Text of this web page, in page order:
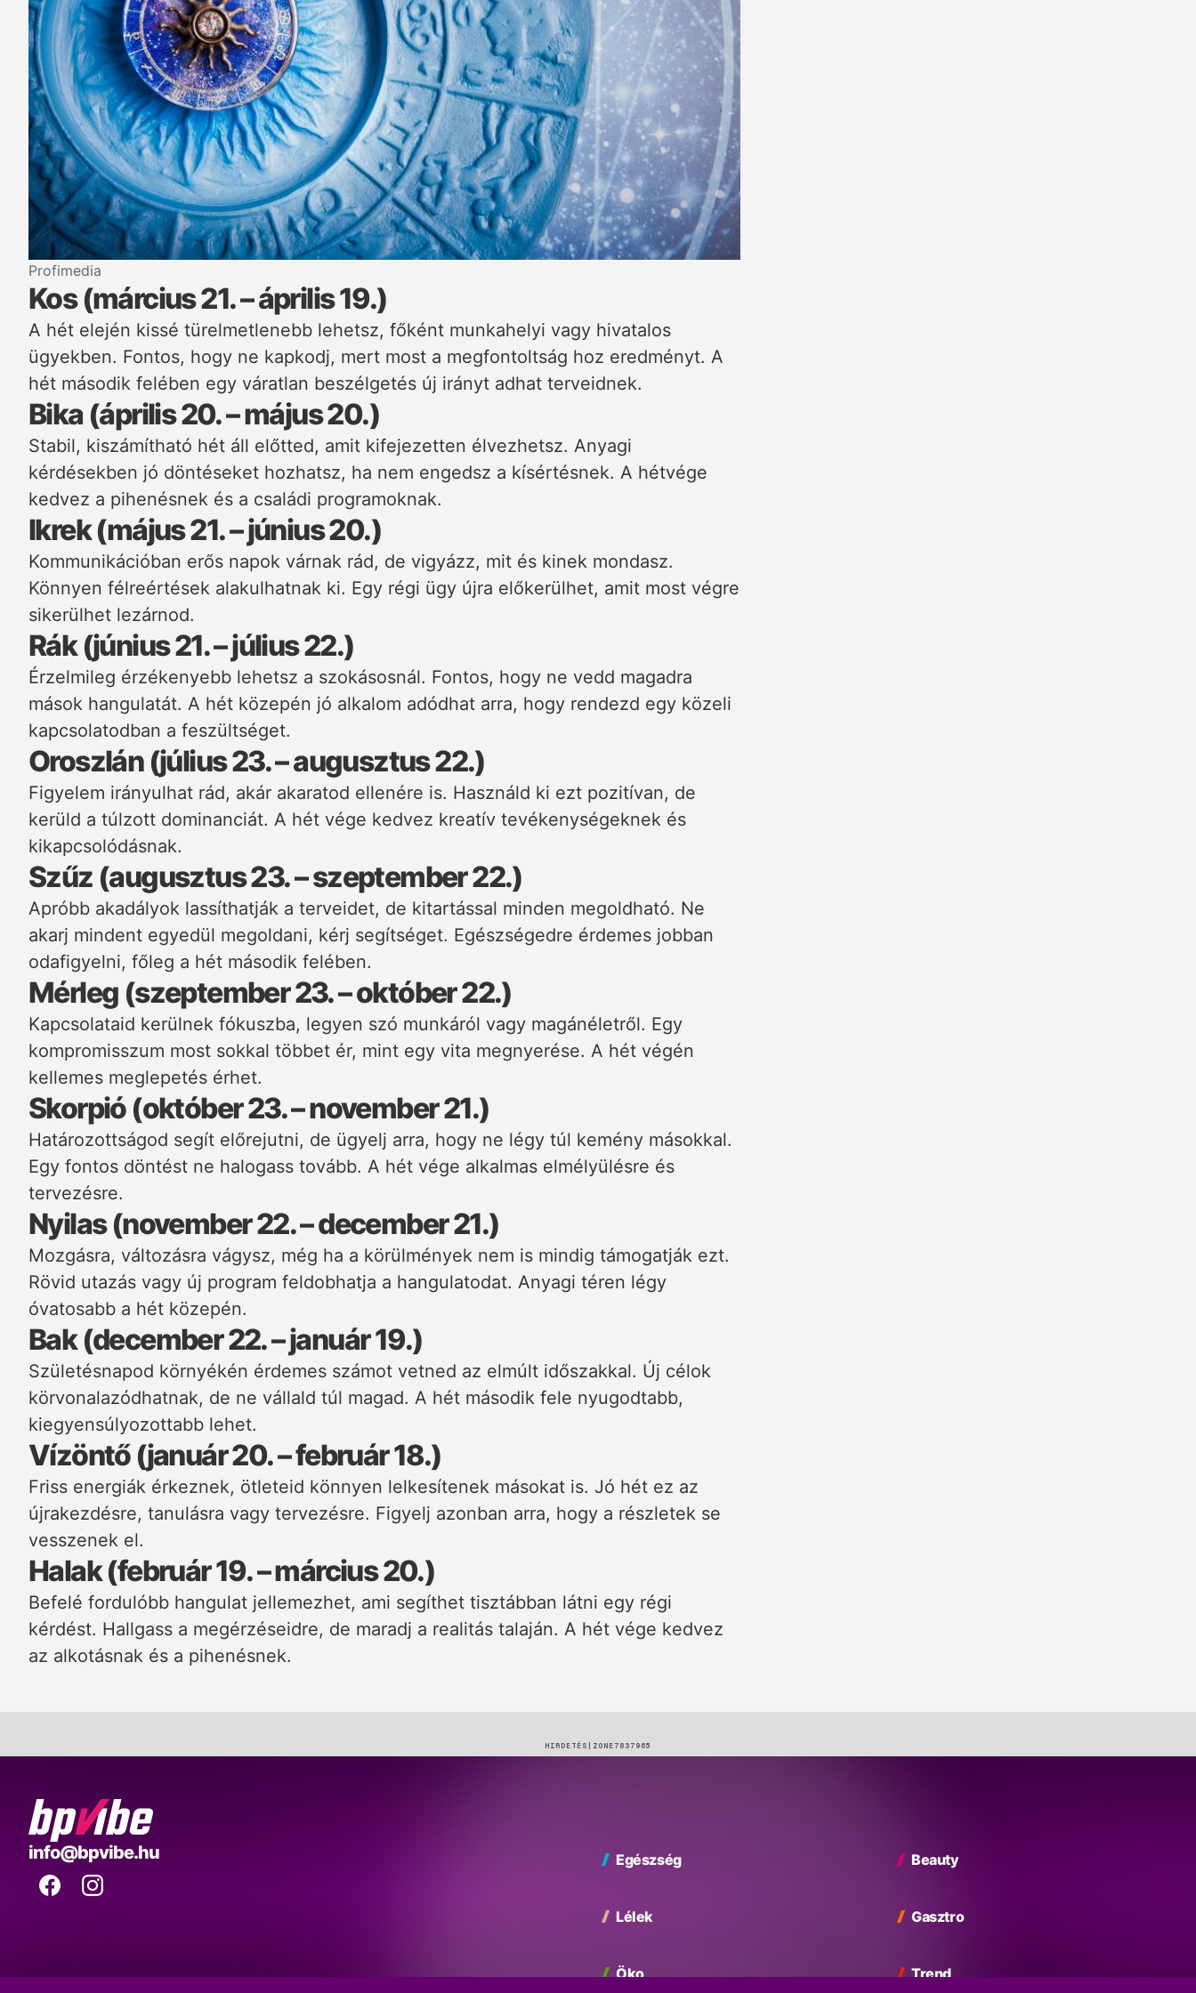
Profimedia
Kos (március 21. – április 19.)
A hét elején kissé türelmetlenebb lehetsz, főként munkahelyi vagy hivatalos
ügyekben. Fontos, hogy ne kapkodj, mert most a megfontoltság hoz eredményt. A
hét második felében egy váratlan beszélgetés új irányt adhat terveidnek.
Bika (április 20. – május 20.)
Stabil, kiszámítható hét áll előtted, amit kifejezetten élvezhetsz. Anyagi
kérdésekben jó döntéseket hozhatsz, ha nem engedsz a kísértésnek. A hétvége
kedvez a pihenésnek és a családi programoknak.
Ikrek (május 21. – június 20.)
Kommunikációban erős napok várnak rád, de vigyázz, mit és kinek mondasz.
Könnyen félreértések alakulhatnak ki. Egy régi ügy újra előkerülhet, amit most végre
sikerülhet lezárnod.
Rák (június 21. – július 22.)
Érzelmileg érzékenyebb lehetsz a szokásosnál. Fontos, hogy ne vedd magadra
mások hangulatát. A hét közepén jó alkalom adódhat arra, hogy rendezd egy közeli
kapcsolatodban a feszültséget.
Oroszlán (július 23. – augusztus 22.)
Figyelem irányulhat rád, akár akaratod ellenére is. Használd ki ezt pozitívan, de
kerüld a túlzott dominanciát. A hét vége kedvez kreatív tevékenységeknek és
kikapcsolódásnak.
Szűz (augusztus 23. – szeptember 22.)
Apróbb akadályok lassíthatják a terveidet, de kitartással minden megoldható. Ne
akarj mindent egyedül megoldani, kérj segítséget. Egészségedre érdemes jobban
odafigyelni, főleg a hét második felében.
Mérleg (szeptember 23. – október 22.)
Kapcsolataid kerülnek fókuszba, legyen szó munkáról vagy magánéletről. Egy
kompromisszum most sokkal többet ér, mint egy vita megnyerése. A hét végén
kellemes meglepetés érhet.
Skorpió (október 23. – november 21.)
Határozottságod segít előrejutni, de ügyelj arra, hogy ne légy túl kemény másokkal.
Egy fontos döntést ne halogass tovább. A hét vége alkalmas elmélyülésre és
tervezésre.
Nyilas (november 22. – december 21.)
Mozgásra, változásra vágysz, még ha a körülmények nem is mindig támogatják ezt.
Rövid utazás vagy új program feldobhatja a hangulatodat. Anyagi téren légy
óvatosabb a hét közepén.
Bak (december 22. – január 19.)
Születésnapod környékén érdemes számot vetned az elmúlt időszakkal. Új célok
körvonalazódhatnak, de ne vállald túl magad. A hét második fele nyugodtabb,
kiegyensúlyozottabb lehet.
Vízöntő (január 20. – február 18.)
Friss energiák érkeznek, ötleteid könnyen lelkesítenek másokat is. Jó hét ez az
újrakezdésre, tanulásra vagy tervezésre. Figyelj azonban arra, hogy a részletek se
vesszenek el.
Halak (február 19. – március 20.)
Befelé fordulóbb hangulat jellemezhet, ami segíthet tisztábban látni egy régi
kérdést. Hallgass a megérzéseidre, de maradj a realitás talaján. A hét vége kedvez
az alkotásnak és a pihenésnek.
HIRDETÉS
BP
Vibe
info@bpvibe.hu Egészség Beauty
Lélek Gasztro
Öko Trend